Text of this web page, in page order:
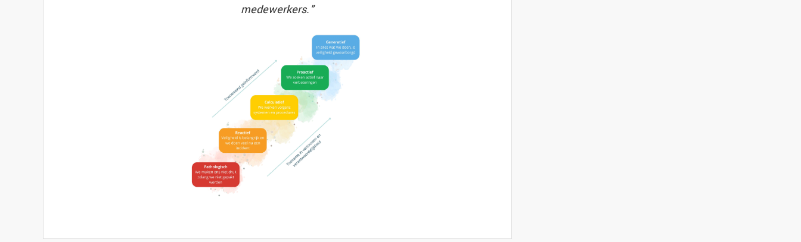
medewerkers."